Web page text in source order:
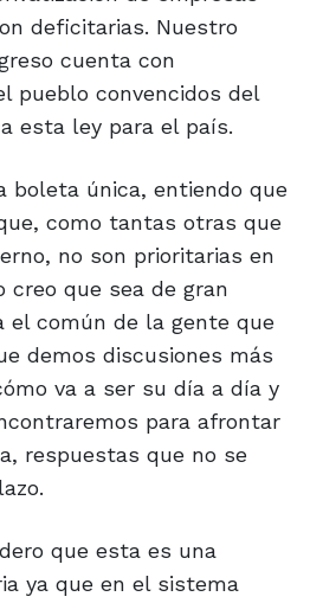
deficitarias. Nuestro
cuenta con
pueblo convencidos del
esta ley para el país.
boleta única, entiendo que
como tantas otras que
no son prioritarias en
creo que sea de gran
el común de la gente que
demos discusiones más
va a ser su día a día y
para afrontar
respuestas que no se
que esta es una
ya que en el sistema